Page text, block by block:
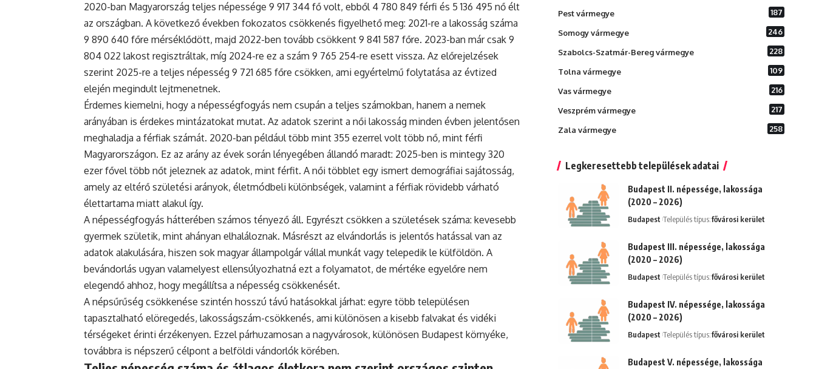
2020-ban Magyarország teljes népessége 9 917 344 fő volt, ebből 4 780 849 férfi és 5 136 495 nő élt
az országban. A következő években fokozatos csökkenés figyelhető meg: 2021-re a lakosság száma
9 890 640 főre mérséklődött, majd 2022-ben tovább csökkent 9 841 587 főre. 2023-ban már csak 9
804 022 lakost regisztráltak, míg 2024-re ez a szám 9 765 254-re esett vissza. Az előrejelzések
szerint 2025-re a teljes népesség 9 721 685 főre csökken, ami egyértelmű folytatása az évtized
elején megindult lejtmenetnek.
Érdemes kiemelni, hogy a népességfogyás nem csupán a teljes számokban, hanem a nemek
arányában is érdekes mintázatokat mutat. Az adatok szerint a női lakosság minden évben jelentősen
meghaladja a férfiak számát. 2020-ban például több mint 355 ezerrel volt több nő, mint férfi
Magyarországon. Ez az arány az évek során lényegében állandó maradt: 2025-ben is mintegy 320
ezer fővel több nőt jeleznek az adatok, mint férfit. A női többlet egy ismert demográfiai sajátosság,
amely az eltérő születési arányok, életmódbeli különbségek, valamint a férfiak rövidebb várható
élettartama miatt alakul így.
A népességfogyás hátterében számos tényező áll. Egyrészt csökken a születések száma: kevesebb
gyermek születik, mint ahányan elhaláloznak. Másrészt az elvándorlás is jelentős hatással van az
adatok alakulására, hiszen sok magyar állampolgár vállal munkát vagy telepedik le külföldön. A
bevándorlás ugyan valamelyest ellensúlyozhatná ezt a folyamatot, de mértéke egyelőre nem
elegendő ahhoz, hogy megállítsa a népesség csökkenését.
A népsűrűség csökkenése szintén hosszú távú hatásokkal járhat: egyre több településen
tapasztalható elöregedés, lakosságszám-csökkenés, ami különösen a kisebb falvakat és vidéki
térségeket érinti érzékenyen. Ezzel párhuzamosan a nagyvárosok, különösen Budapest környéke,
továbbra is népszerű célpont a belföldi vándorlók körében.
Pest vármegye 187
Somogy vármegye 246
Szabolcs-Szatmár-Bereg vármegye 228
Tolna vármegye 109
Vas vármegye 216
Veszprém vármegye 217
Zala vármegye 258
Legkeresettebb települések adatai
Budapest II. népessége, lakossága
(2020 – 2026)
Budapest Település típus:fővárosi kerület
Budapest III. népessége, lakossága
(2020 – 2026)
Budapest Település típus:fővárosi kerület
Budapest IV. népessége, lakossága
(2020 – 2026)
Budapest Település típus:fővárosi kerület
Budapest V. népessége, lakossága